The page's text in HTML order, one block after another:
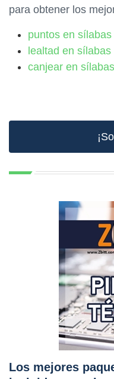
para obtener los
puntos en sílabas
lealtad en sílabas
canjear en sílabas
Los mejores